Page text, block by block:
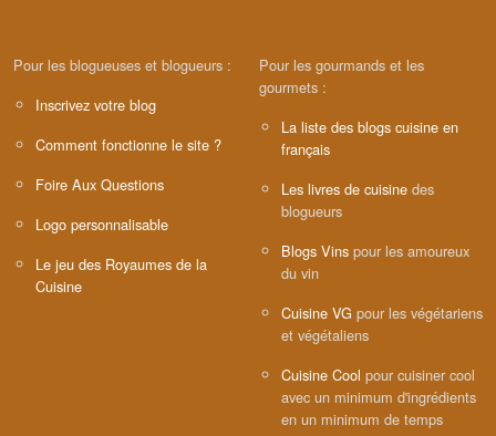
Pour les blogueuses et blogueurs :
Inscrivez votre blog
Comment fonctionne le site ?
Foire Aux Questions
Logo personnalisable
Le jeu des Royaumes de la
Cuisine
Pour les gourmands et les
gourmets :
La liste des blogs cuisine en
français
Les livres de cuisine des
blogueurs
Blogs Vins pour les amoureux
du vin
Cuisine VG pour les végétariens
et végétaliens
Cuisine Cool pour cuisiner cool
avec un minimum d'ingrédients
en un minimum de temps